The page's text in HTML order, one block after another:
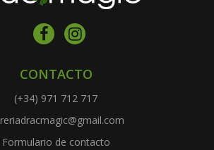
CONTACTO
(+34) 971 712 717
Formulario de contacto